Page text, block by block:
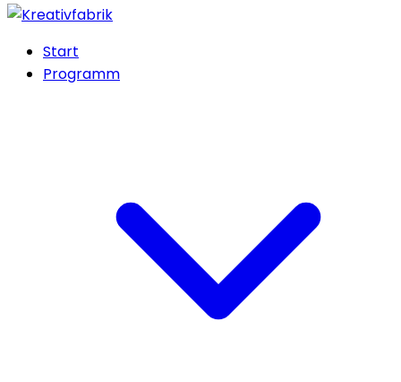
Start
Programm